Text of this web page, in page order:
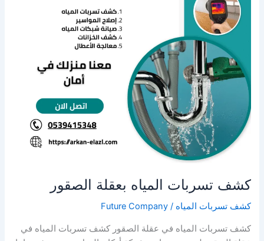
كشف تسربات المياه بعقلة الصقور
كشف تسربات المياه /
Future Company
كشف تسربات المياه في عقلة الصقور كشف تسربات المياه في